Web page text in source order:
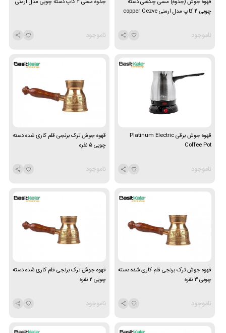
چوبی 4 کاپ مدل ارمنی copper Cezve
ناموجود ناموجود
قهوه جوش برقی Platinum Electric
Coffee Pot
ناموجود
قهوه جوش ترک برنجی قلم کاری شده دسته
چوبی 5 نفره
ناموجود
قهوه جوش ترک برنجی قلم کاری شده دسته
چوبی 3 نفره
ناموجود
قهوه جوش ترک برنجی قلم کاری شده دسته
چوبی 2 نفره
ناموجود